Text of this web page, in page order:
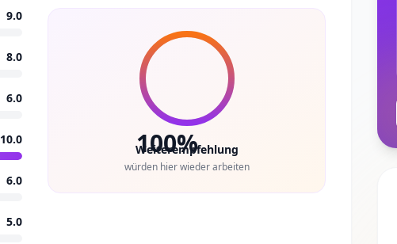
9.0
8.0
6.0
10.0
6.0
5.0
100%
Weiterempfehlung
würden hier wieder arbeiten